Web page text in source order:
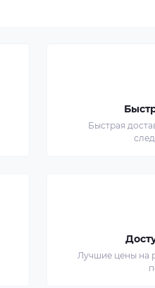
Быстрая
Лучшие цены на